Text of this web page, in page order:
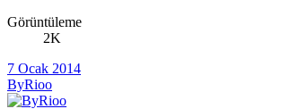
Görüntüleme
2K
7 Ocak 2014
ByRioo